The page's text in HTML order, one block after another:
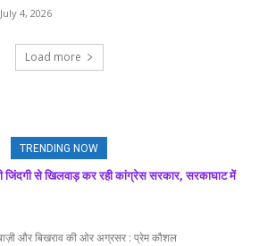
July 4, 2026
Load more